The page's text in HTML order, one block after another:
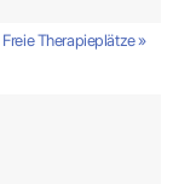
Freie Therapieplätze »